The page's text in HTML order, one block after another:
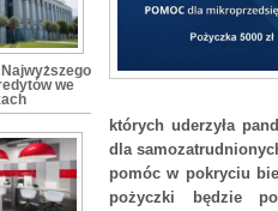
których uderzyła
dla
pomóc w pokryciu
pożyczki będzie
we